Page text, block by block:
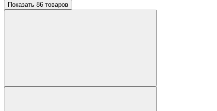
Показать 86 товаров